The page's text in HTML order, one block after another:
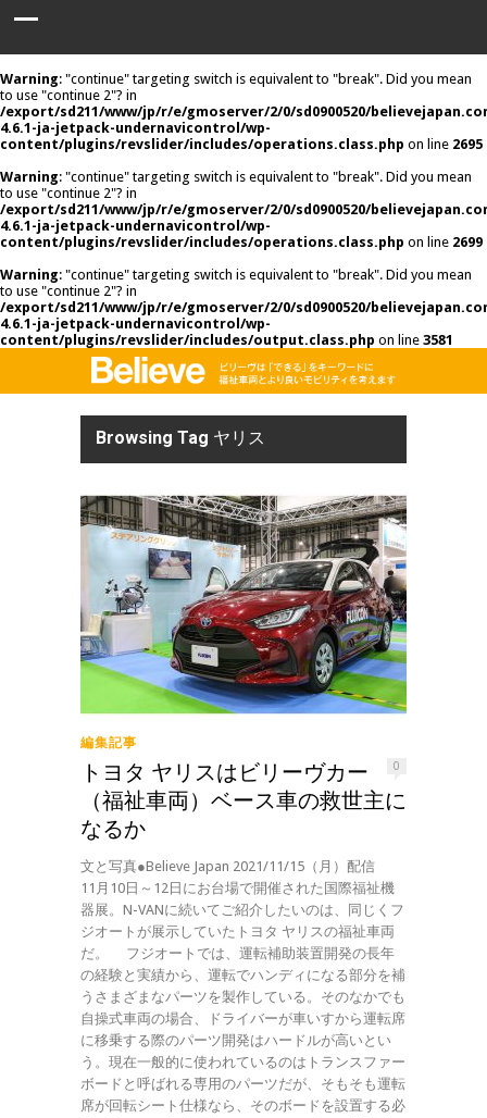
Warning: "continue" targeting switch is equivalent to "break". Did you mean
to use "continue 2"? in
/export/sd211/www/jp/r/e/gmoserver/2/0/sd0900520/
4.6.1-ja-jetpack-undernavicontrol/wp-
content/plugins/revslider/includes/operations.class.php on line 2695
Warning: "continue" targeting switch is equivalent to "break". Did you mean
to use "continue 2"? in
/export/sd211/www/jp/r/e/gmoserver/2/0/sd0900520/
4.6.1-ja-jetpack-undernavicontrol/wp-
content/plugins/revslider/includes/operations.class.php on line 2699
Warning: "continue" targeting switch is equivalent to "break". Did you mean
to use "continue 2"? in
/export/sd211/www/jp/r/e/gmoserver/2/0/sd0900520/
4.6.1-ja-jetpack-undernavicontrol/wp-
content/plugins/revslider/includes/output.class.php on line 3581
Browsing Tag ヤリス
編集記事
0
トヨタ ヤリスはビリーヴカー
（福祉車両）ベース車の救世主に
なるか
文と写真●Believe Japan 2021/11/15（月）配信
11月10日～12日にお台場で開催された国際福祉機
器展。N-VANに続いてご紹介したいのは、同じくフ
ジオートが展示していたトヨタ ヤリスの福祉車両
だ。 フジオートでは、運転補助装置開発の長年
の経験と実績から、運転でハンディになる部分を補
うさまざまなパーツを製作している。そのなかでも
自操式車両の場合、ドライバーが車いすから運転席
に移乗する際のパーツ開発はハードルが高いとい
う。現在一般的に使われているのはトランスファー
ボードと呼ばれる専用のパーツだが、そもそも運転
席が回転シート仕様なら、そのボードを設置する必